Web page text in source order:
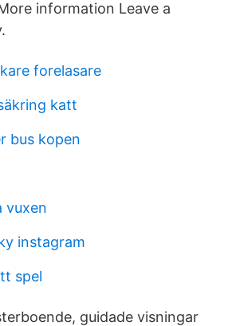
information Leave a
forelasare
katt
bus kopen
vuxen
instagram
spel
guidade visningar